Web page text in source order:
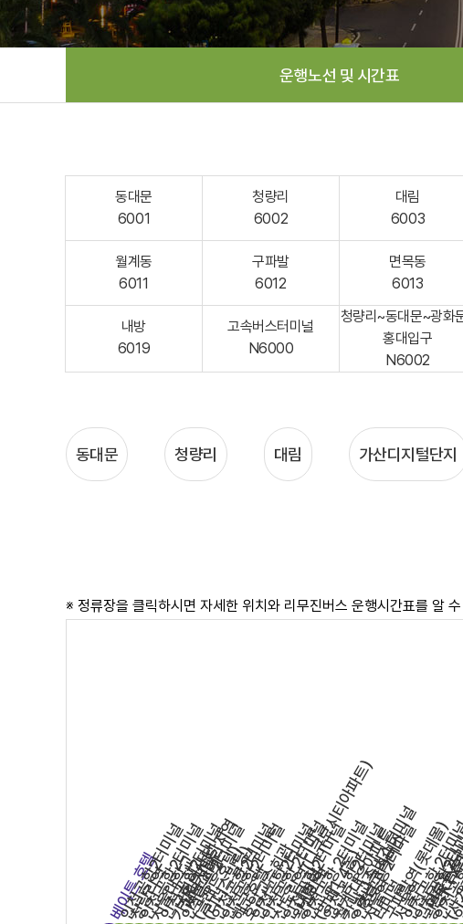
운행노선 및 시간표
동대문
6001
청량리
6002
대림
6003
월계동
6011
구파발
6012
면목동
6013
내방
6019
고속버스터미널
N6000
청량리~동대문~광화
홍대입구
N6002
동대문 청량리 대림 가산디지털단지
※ 정류장을 클릭하시면 자세한 위치와 리무진버스 운행시간표를 알
베이튼 호텔
인천공항2터미널
청량리역
인천공항2터미널
서울대학교
인천공항2터미널
가산디지털단지역
인천공항2터미널
국회의사당
(글래드호텔)
서울교대
(리더스빌딩)
인천공항2터미널
인천공항2터미널
해군호텔
호암교수회관
인천공항2터미널
인천공항 2터미널
신도림역(디큐브시티아파트)
인천공항2터미널
왕십리역
인천공항 2터미널
내방역(방배1, 4동)
인천공항2터미널
월계 대우아파트
강남고속버스터미널
인천공항2터미널
서울역
강남고속버스
터미널
구파발역(롯데몰)
서울역
인천공항
인천공
광명
인
면목(